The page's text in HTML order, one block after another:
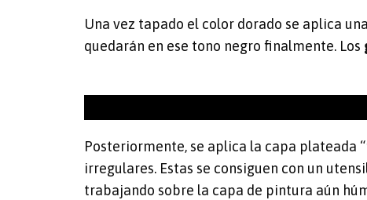
Una vez tapado el color dorado se aplica
quedarán en ese tono negro finalmente. Los
Posteriormente, se aplica la capa plateada
irregulares. Estas se consiguen con un
trabajando sobre la capa de pintura aún